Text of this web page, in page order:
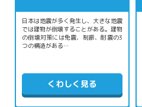
日本は地震が多く発生し、大きな地震
では建物が倒壊することがある。建物
の倒壊対策には免震、制振、耐震の3
つの構造がある…
くわしく見る